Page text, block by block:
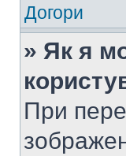
Догори
» Як я
При